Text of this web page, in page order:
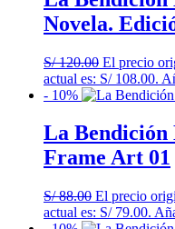
Novela.
S/120.00 El precio
actual es: S/ 108.00.
- 10%
La Bendición
Frame Art 01
S/88.00 El precio
actual es: S/ 79.00.